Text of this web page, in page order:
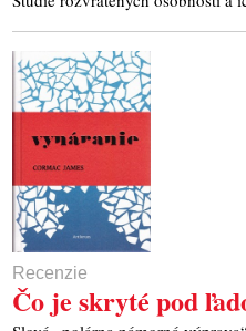
Recenzie
Čo je skryté pod